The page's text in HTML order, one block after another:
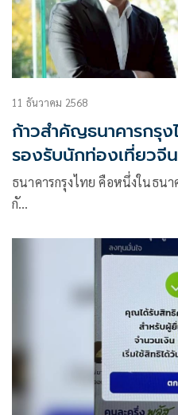
11 ธันวาคม 2568
ก้าวสำคัญธนาคารกรุ
รองรับนักท่องเที่ยวจี
movement
ธนาคารกรุงไทย คือหนึ่งในธน
กั…